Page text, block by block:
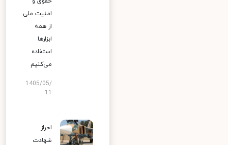
امنیت ملی
از همه
ابزارها
استفاده
می‌کنیم
1405/05/
احراز
شهادت